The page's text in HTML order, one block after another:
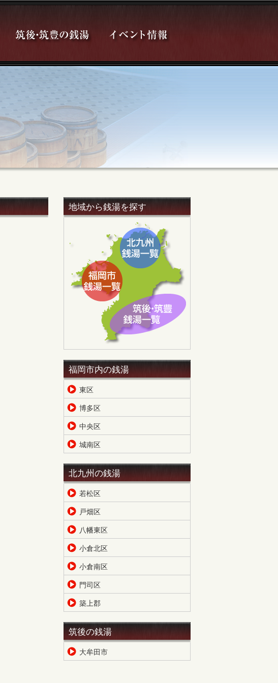
地域から銭湯を探す
福岡市内の銭湯
東区
博多区
中央区
城南区
北九州の銭湯
若松区
戸畑区
八幡東区
小倉北区
小倉南区
門司区
築上郡
筑後の銭湯
大牟田市